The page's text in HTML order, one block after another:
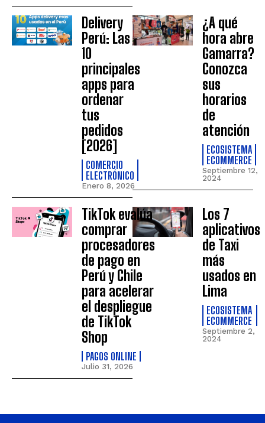
Delivery
Perú: Las
10
principales
apps para
ordenar
tus
pedidos
[2026]
COMERCIO
ELECTRÓNICO
Enero 8, 2026
¿A qué
hora abre
Gamarra?
Conozca
sus
horarios
de
atención
ECOSISTEMA
ECOMMERCE
Septiembre 12,
2024
TikTok evalúa
comprar
procesadores
de pago en
Perú y Chile
para acelerar
el despliegue
de TikTok
Shop
PAGOS ONLINE
Julio 31, 2026
Los 7
aplicativos
de Taxi
más
usados en
Lima
ECOSISTEMA
ECOMMERCE
Septiembre 2,
2024